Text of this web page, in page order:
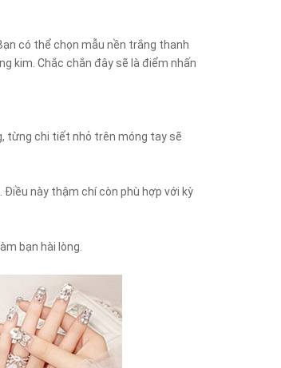
có thể chọn mẫu nền trắng thanh
kim. Chắc chắn đây sẽ là điểm nhấn
từng chi tiết nhỏ trên móng tay sẽ
này thậm chí còn phù hợp với kỳ
bạn hài lòng.